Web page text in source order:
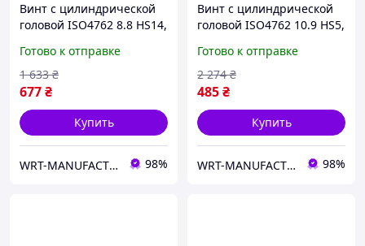
Винт с цилиндрической
головой ISO4762 8.8 HS14,
WURTH ( арт. 008216130 )
Готово к отправке
677₴
1 633 ₴
Купить
WRT-MANUFACTURING 98%
Винт с цилиндрической
головой ISO4762 10.9 HS5,
WURTH ( арт. 0080665 )
Готово к отправке
485₴
2 274 ₴
Купить
WRT-MANUFACTURING 98%